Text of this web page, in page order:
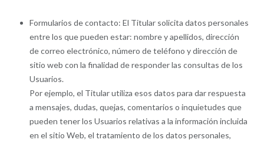
Formularios de contacto: El Titular solicita datos personales
entre los que pueden estar: nombre y apellidos, dirección
de correo electrónico, número de teléfono y dirección de
sitio web con la finalidad de responder las consultas de los
Usuarios.
Por ejemplo, el Titular utiliza esos datos para dar respuesta
a mensajes, dudas, quejas, comentarios o inquietudes que
pueden tener los Usuarios relativas a la información incluida
en el sitio Web, el tratamiento de los datos personales,